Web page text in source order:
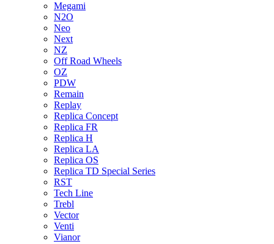
Megami
N2O
Neo
Next
NZ
Off Road Wheels
OZ
PDW
Remain
Replay
Replica Concept
Replica FR
Replica H
Replica LA
Replica OS
Replica TD Special Series
RST
Tech Line
Trebl
Vector
Venti
Vianor